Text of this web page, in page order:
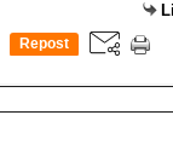
Repost